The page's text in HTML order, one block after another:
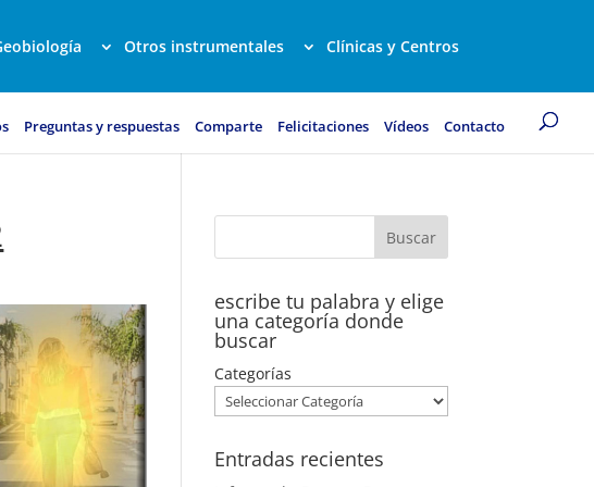
Otros instrumentales
Clínicas y Centros
Preguntas y respuestas Comparte Felicitaciones Vídeos Contacto
escribe tu palabra y elige
una categoría donde
buscar
Categorías
Entradas recientes